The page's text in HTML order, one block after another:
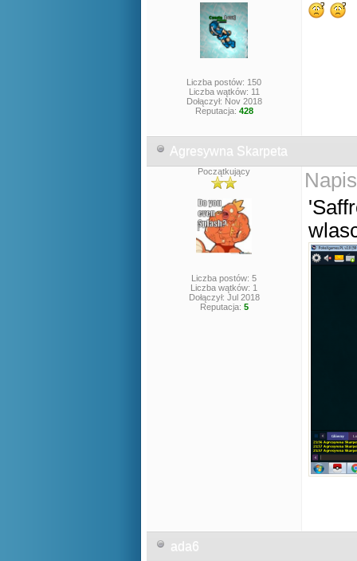
Liczba postów: 150
Liczba wątków: 11
Dołączył: Nov 2018
Reputacja: 428
Agresywna Skarpeta
Początkujący
Liczba postów: 5
Liczba wątków: 1
Dołączył: Jul 2018
Reputacja: 5
ada6